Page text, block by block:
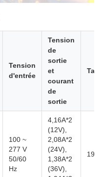
Tension
d'entrée
Tension
de
sortie
et
courant
de
sortie
100 ~
277 V
50/60
Hz
4,16A*2
(12V),
2,08A*2
(24V),
1,38A*2
(36V),